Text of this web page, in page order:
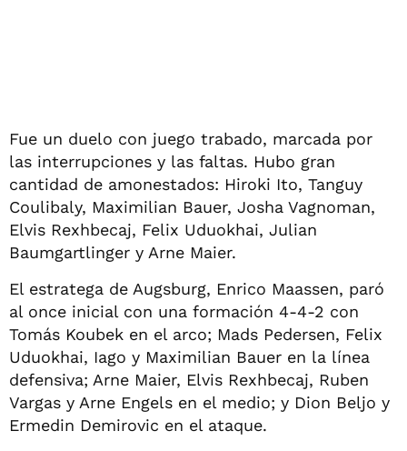
Fue un duelo con juego trabado, marcada por
las interrupciones y las faltas. Hubo gran
cantidad de amonestados: Hiroki Ito, Tanguy
Coulibaly, Maximilian Bauer, Josha Vagnoman,
Elvis Rexhbecaj, Felix Uduokhai, Julian
Baumgartlinger y Arne Maier.
El estratega de Augsburg, Enrico Maassen, paró
al once inicial con una formación 4-4-2 con
Tomás Koubek en el arco; Mads Pedersen, Felix
Uduokhai, Iago y Maximilian Bauer en la línea
defensiva; Arne Maier, Elvis Rexhbecaj, Ruben
Vargas y Arne Engels en el medio; y Dion Beljo y
Ermedin Demirovic en el ataque.